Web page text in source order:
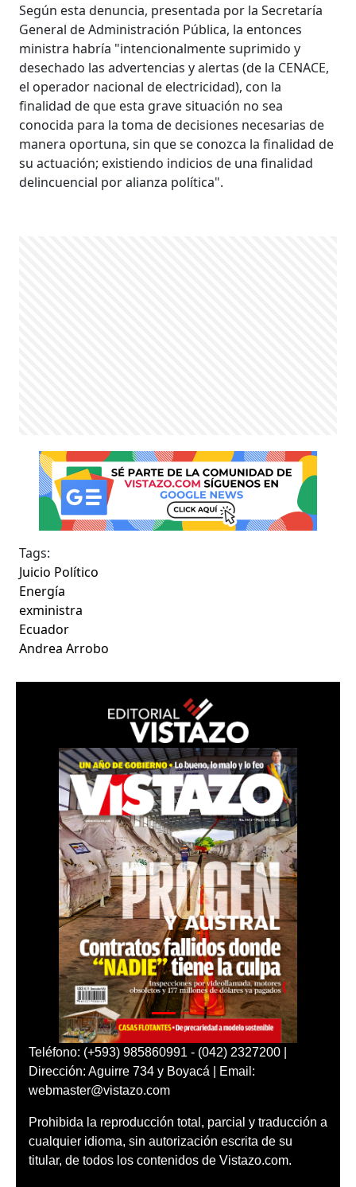
Según esta denuncia, presentada por la Secretaría
General de Administración Pública, la entonces
ministra habría "intencionalmente suprimido y
desechado las advertencias y alertas (de la CENACE,
el operador nacional de electricidad), con la
finalidad de que esta grave situación no sea
conocida para la toma de decisiones necesarias de
manera oportuna, sin que se conozca la finalidad de
su actuación; existiendo indicios de una finalidad
delincuencial por alianza política".
Tags:
Juicio Político
Energía
exministra
Ecuador
Andrea Arrobo
Teléfono: (+593) 985860991 - (042) 2327200 |
Dirección: Aguirre 734 y Boyacá | Email:
webmaster@vistazo.com
Prohibida la reproducción total, parcial y traducción a
cualquier idioma, sin autorización escrita de su
titular, de todos los contenidos de Vistazo.com.